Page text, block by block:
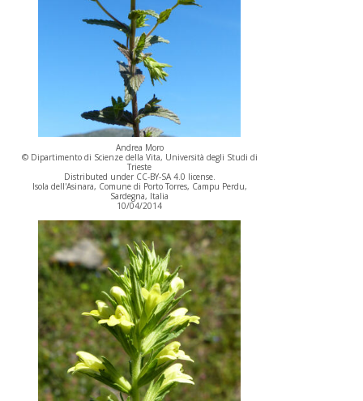
Andrea Moro
© Dipartimento di Scienze della Vita, Università degli Studi di
Trieste
Distributed under CC-BY-SA 4.0 license.
Isola dell'Asinara, Comune di Porto Torres, Campu Perdu,
Sardegna, Italia
10/04/2014